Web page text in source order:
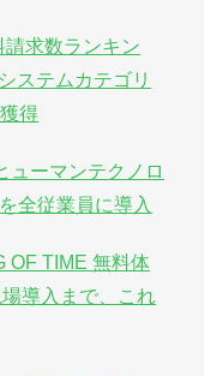
請求数ランキン
ステムカテゴリ
得
ューマンテクノロ
全従業員に導入
OF TIME 無料体
導入まで、これ